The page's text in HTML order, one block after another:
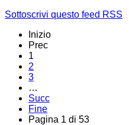
Sottoscrivi questo feed RSS
Inizio
Prec
1
2
3
…
Succ
Fine
Pagina 1 di 53